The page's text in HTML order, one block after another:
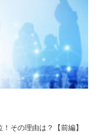
その理由は？【前編】